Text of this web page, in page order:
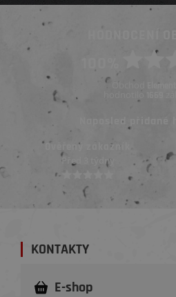
HODNOCENÍ
Obchod
hodnotilo
Naposled přidané
Ověřený zákazník
Před 3 týdny
KONTAKTY
E-shop